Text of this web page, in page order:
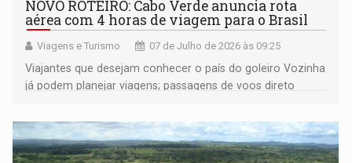
NOVO ROTEIRO: Cabo Verde anuncia rota
aérea com 4 horas de viagem para o Brasil
Viagens e Turismo 07 de Julho de 2026 às 09:25
Viajantes que desejam conhecer o país do goleiro Vozinha
já podem planejar viagens; passagens de voos direto